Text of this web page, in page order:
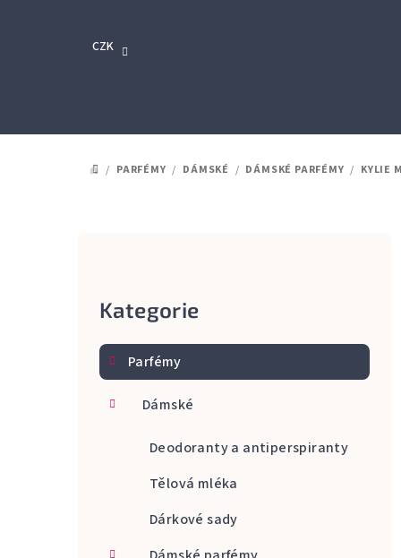
CZK
DOMŮ
/ PARFÉMY / DÁMSKÉ / DÁMSKÉ PARFÉMY / KYLIE
Přeskočit
kategorie
Kategorie
Parfémy
Dámské
Deodoranty a antiperspiranty
Tělová mléka
Dárkové sady